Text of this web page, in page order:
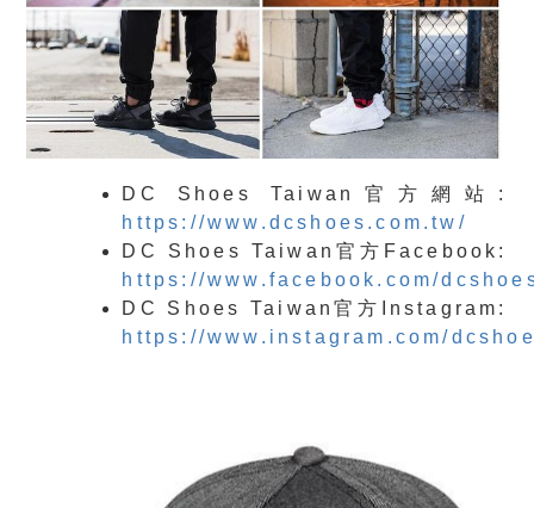
DC Shoes Taiwan官方網站:
https://www.dcshoes.com.tw/
DC Shoes Taiwan官方Facebook:
https://www.facebook.com/
DC Shoes Taiwan官方Instagram:
https://www.instagram.com/